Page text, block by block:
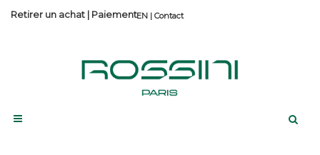
Contact
Retirer un achat | Paiement